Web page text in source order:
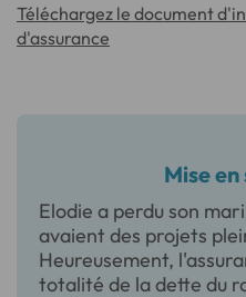
Téléchargez le document
d'assurance
Mise
Elodie a perdu son
avaient des projets
Heureusement,
totalité de la dette du